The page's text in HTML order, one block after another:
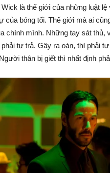
là thế giới của những luật
của bóng tối. Thế giới mà ai
chính mình. Những tay sát thủ,
tự trả. Gây ra oán, thì phải
thân bị giết thì nhất định